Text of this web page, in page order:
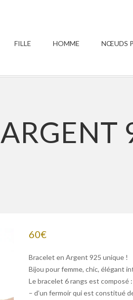
FILLE HOMME NŒUDS
60€
Bracelet en Argent 925 unique !
Bijou pour femme, chic, élégant
Le bracelet 6 rangs est composé :
– d’un fermoir qui est constitué